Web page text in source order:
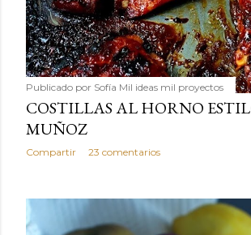
Publicado por Sofía Mil ideas mil proyectos
COSTILLAS AL HORNO
MUÑOZ
Compartir 23 comentarios